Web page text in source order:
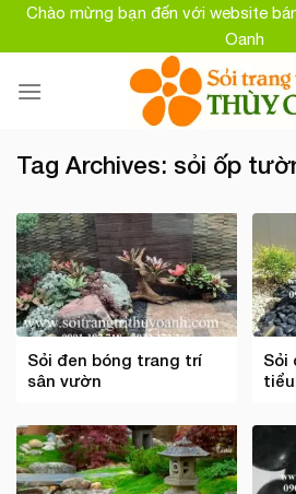
SkipChào mừng bạn đến với website
Oanh
Tag Archives: sỏi ốp
Sỏi đen bóng trang trí
sân vườn
Sỏi